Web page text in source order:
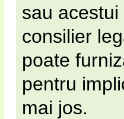
sau
consilier
poate
pentru
mai jos.